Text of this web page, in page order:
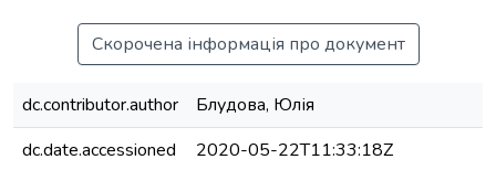
Скорочена інформація про документ
dc.contributor.author
Блудова, Юлія
dc.date.accessioned
2020-05-22T11:33:18Z